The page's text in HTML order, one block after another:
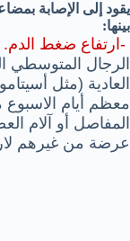
يقود إلى الإصابة
بينها:
-ارتفاع ضغط الدم.
الرجال المتوسطي
العادية (مثل
معظم أيام
المفاصل أو آلام
عرضة من غيرهم